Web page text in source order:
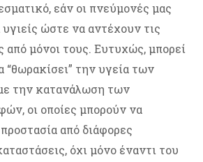
εάν οι πνεύμονές μας
υγιείς ώστε να αντέχουν τις
από μόνοι τους. Ευτυχώς, μπορεί
“θωρακίσει” την υγεία των
την κατανάλωση των
οι οποίες μπορούν να
από διάφορες
όχι μόνο έναντι του